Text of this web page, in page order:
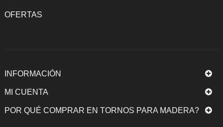
OFERTAS
INFORMACIÓN
MI CUENTA
POR QUÉ COMPRAR EN TORNOS PARA MADERA?